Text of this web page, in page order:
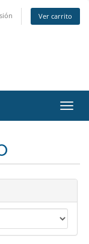
Ver carrito